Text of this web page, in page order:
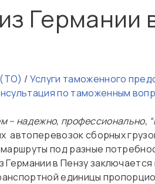
Германии
/ Услуги таможенного
по таможенным
– надежно, профессионально,
сборных
под разные
в Пензу
единицы